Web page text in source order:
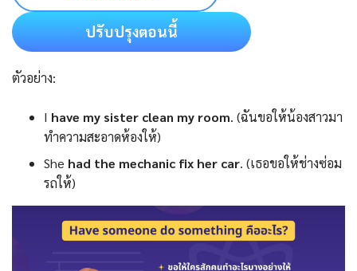
ปรับปรุงตอนนี้
ตัวอย่าง:
I have my sister clean my room. (ฉันขอให้น้องสาวมา
ทำความสะอาดห้องให้)
She had the mechanic fix her car. (เธอขอให้ช่างซ่อม
รถให้)